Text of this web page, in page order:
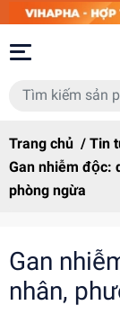
Trang chủ / Tin
Gan nhiễm độc:
phòng ngừa
Gan
nhân,